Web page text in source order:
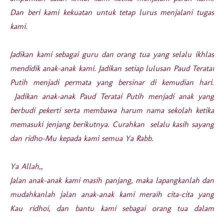
Dan beri kami kekuatan untuk tetap lurus menjalani tugas
kami.
Jadikan kami sebagai guru dan orang tua yang selalu ikhlas
mendidik anak-anak kami. Jadikan setiap lulusan Paud Teratai
Putih menjadi permata yang bersinar di kemudian hari.
Jadikan anak-anak Paud Teratai Putih menjadi anak yang
berbudi pekerti serta membawa harum nama sekolah ketika
memasuki jenjang berikutnya. Curahkan selalu kasih sayang
dan ridho-Mu kepada kami semua Ya Rabb.
Ya Allah,,
Jalan anak-anak kami masih panjang, maka lapangkanlah dan
mudahkanlah jalan anak-anak kami meraih cita-cita yang
Kau ridhoi, dan bantu kami sebagai orang tua dalam